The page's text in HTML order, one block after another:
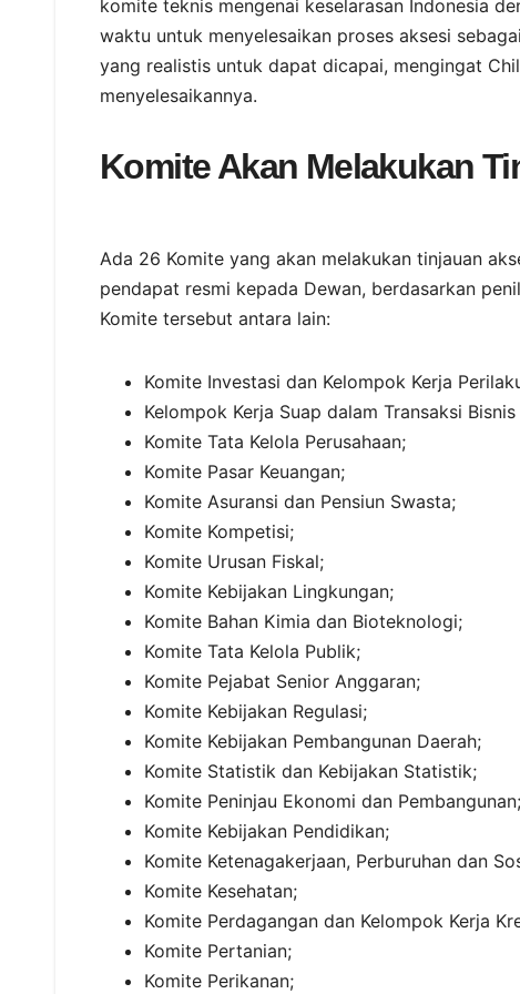
komite teknis mengenai keselarasan Indonesia
waktu untuk menyelesaikan proses aksesi
yang realistis untuk dapat dicapai, mengingat
menyelesaikannya.
Komite Akan Melakukan
Ada 26 Komite yang akan melakukan tinjauan
pendapat resmi kepada Dewan, berdasarkan
Komite tersebut antara lain:
Komite Investasi dan Kelompok Kerja
Kelompok Kerja Suap dalam Transaksi
Komite Tata Kelola Perusahaan;
Komite Pasar Keuangan;
Komite Asuransi dan Pensiun Swasta;
Komite Kompetisi;
Komite Urusan Fiskal;
Komite Kebijakan Lingkungan;
Komite Bahan Kimia dan Bioteknologi;
Komite Tata Kelola Publik;
Komite Pejabat Senior Anggaran;
Komite Kebijakan Regulasi;
Komite Kebijakan Pembangunan Daerah;
Komite Statistik dan Kebijakan Statistik;
Komite Peninjau Ekonomi dan Pembangunan;
Komite Kebijakan Pendidikan;
Komite Ketenagakerjaan, Perburuhan dan
Komite Kesehatan;
Komite Perdagangan dan Kelompok Kerja
Komite Pertanian;
Komite Perikanan;